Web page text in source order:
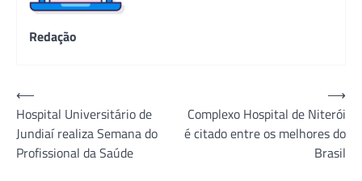
Redação
Navegação
de
Post
⟵
Hospital Universitário de
Jundiaí realiza Semana do
Profissional da Saúde
Complexo Hospital de Niterói
é citado entre os melhores do
Brasil
⟶